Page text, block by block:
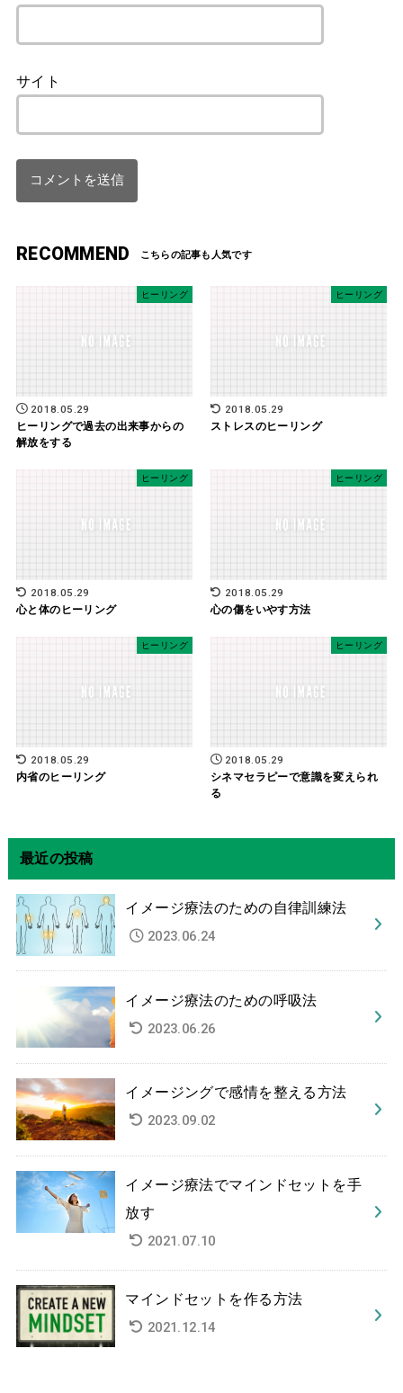
サイト
RECOMMEND
ヒーリング
2018.05.29
ヒーリングで過去の出来事からの
解放をする
ヒーリング
2018.05.29
ストレスのヒーリング
ヒーリング
2018.05.29
心と体のヒーリング
ヒーリング
2018.05.29
心の傷をいやす方法
ヒーリング
2018.05.29
内省のヒーリング
ヒーリング
2018.05.29
シネマセラピーで意識を変えられ
る
最近の投稿
イメージ療法のための自律訓練法
2023.06.24
イメージ療法のための呼吸法
2023.06.26
イメージングで感情を整える方法
2023.09.02
イメージ療法でマインドセットを手
放す
2021.07.10
マインドセットを作る方法
2021.12.14